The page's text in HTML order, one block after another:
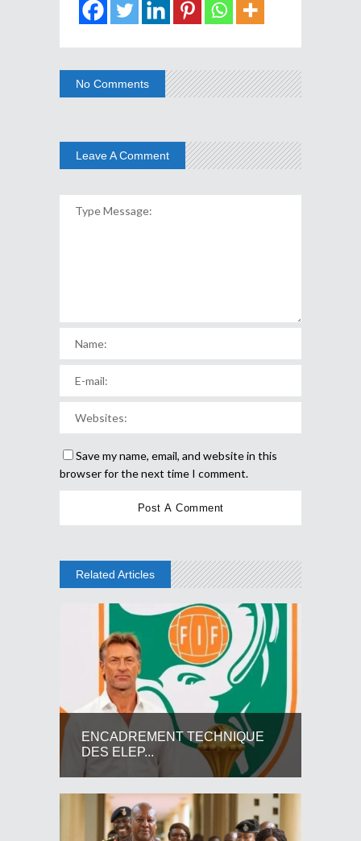
No Comments
Leave A Comment
Save my name, email, and website in this
browser for the next time I comment.
Related Articles
ENCADREMENT TECHNIQUE
DES ELEP...